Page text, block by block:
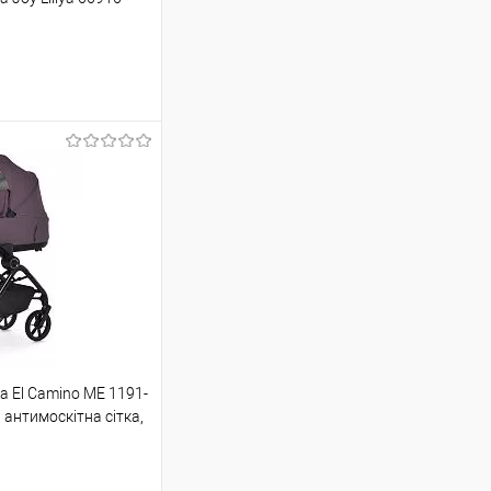
Порівняння
протягом 2-5 днів
оплачує
El Camino ME 1191-
сітка,